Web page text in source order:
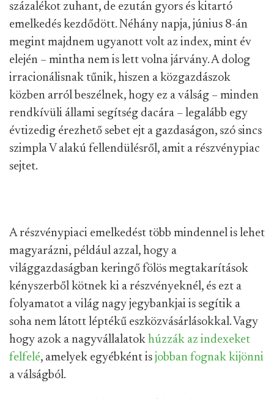
százalékot zuhant, de ezután gyors és kitartó
emelkedés kezdődött. Néhány napja, június 8-án
megint majdnem ugyanott volt az index, mint év
elején – mintha nem is lett volna járvány. A dolog
irracionálisnak tűnik, hiszen a közgazdászok
közben arról beszélnek, hogy ez a válság – minden
rendkívüli állami segítség dacára – legalább egy
évtizedig érezhető sebet ejt a gazdaságon, szó sincs
szimpla V alakú fellendülésről, amit a részvénypiac
sejtet.
A részvénypiaci emelkedést több mindennel is lehet
magyarázni, például azzal, hogy a
világgazdaságban keringő fölös megtakarítások
kényszerből kötnek ki a részvényeknél, és ezt a
folyamatot a világ nagy jegybankjai is segítik a
soha nem látott léptékű eszközvásárlásokkal. Vagy
hogy azok a nagyvállalatok húzzák az indexeket
felfelé, amelyek egyébként is jobban fognak kijönni
a válságból.